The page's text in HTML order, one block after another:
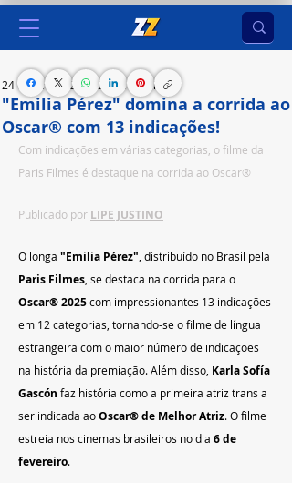
"Emilia Pérez" domina a corrida ao
Oscar® com 13 indicações!
24 de jan. de 2025 2 min de leitura
Com indicações em várias categorias, o filme da
Paris Filmes é destaque na corrida ao Oscar®
Publicado por LIPE JUSTINO
O longa "Emilia Pérez" , distribuído no Brasil pela
Paris Filmes , se destaca na corrida para o
Oscar® 2025 com impressionantes 13 indicações
em 12 categorias, tornando-se o filme de língua
estrangeira com o maior número de indicações
na história da premiação. Além disso, Karla Sofía
Gascón faz história como a primeira atriz trans a
ser indicada ao Oscar® de Melhor Atriz. O filme
estreia nos cinemas brasileiros no dia 6 de
fevereiro.